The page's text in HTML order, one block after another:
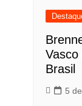
Brasil
5